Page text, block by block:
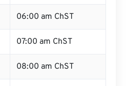
06:00 am ChST
07:00 am ChST
08:00 am ChST